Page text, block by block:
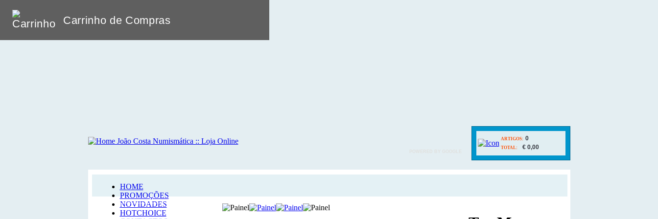
Carrinho de Compras
ARTIGOS: 0
TOTAL: € 0,00
HOME
PROMOÇÕES
NOVIDADES
HOTCHOICE